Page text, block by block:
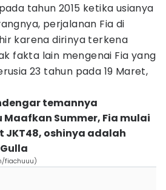
tahun 2015 ketika usianya
perjalanan Fia di
karena dirinya terkena
fakta lain mengenai Fia yang
23 tahun pada 19 Maret,
temannya
Summer, Fia mulai
JKT48, oshinya adalah
fiachuuu)